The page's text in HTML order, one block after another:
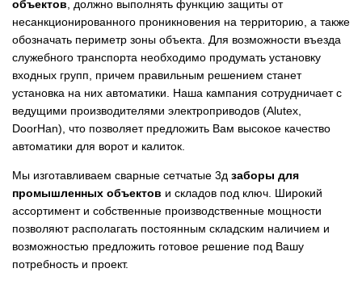
объектов, должно выполнять функцию защиты от
несанкционированного проникновения на территорию, а также
обозначать периметр зоны объекта. Для возможности въезда
служебного транспорта необходимо продумать установку
входных групп, причем правильным решением станет
установка на них автоматики. Наша кампания сотрудничает с
ведущими производителями электроприводов (Alutex,
DoorHan), что позволяет предложить Вам высокое качество
автоматики для ворот и калиток.
Мы изготавливаем сварные сетчатые 3д заборы для
промышленных объектов и складов под ключ. Широкий
ассортимент и собственные производственные мощности
позволяют располагать постоянным складским наличием и
возможностью предложить готовое решение под Вашу
потребность и проект.